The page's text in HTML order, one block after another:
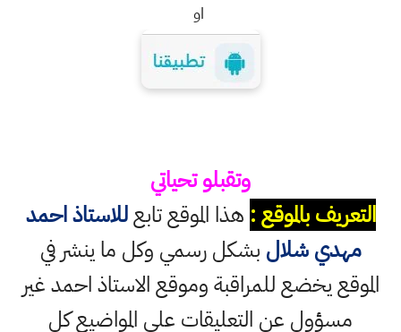
او
وتقبلو تحياتي
التعريف بالموقع : هذا الموقع تابعللاستاذ احمد
مهدي شلال بشكل رسمي وكل ما ينشر في
الموقع يخضع للمراقبة وموقع الاستاذ احمد غير
مسؤول عن التعليقات على المواضيع كل